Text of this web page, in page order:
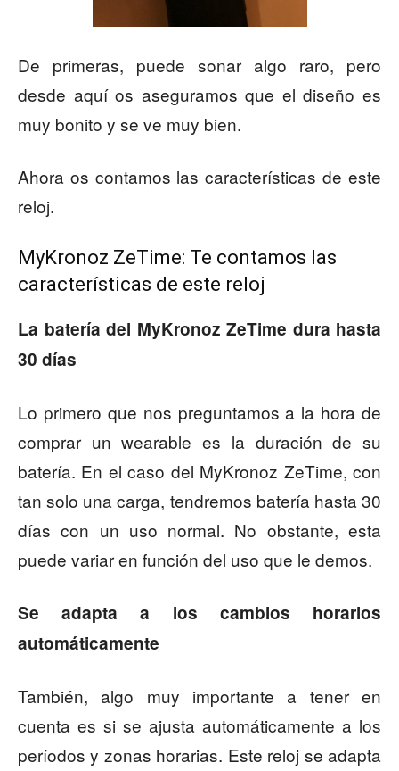
De primeras, puede sonar algo raro, pero
desde aquí os aseguramos que el diseño es
muy bonito y se ve muy bien.
Ahora os contamos las características de este
reloj.
MyKronoz ZeTime: Te contamos las
características de este reloj
La batería del MyKronoz ZeTime dura hasta
30 días
Lo primero que nos preguntamos a la hora de
comprar un wearable es la duración de su
batería. En el caso del MyKronoz ZeTime, con
tan solo una carga, tendremos batería hasta 30
días con un uso normal. No obstante, esta
puede variar en función del uso que le demos.
Se adapta a los cambios horarios
automáticamente
También, algo muy importante a tener en
cuenta es si se ajusta automáticamente a los
períodos y zonas horarias. Este reloj se adapta